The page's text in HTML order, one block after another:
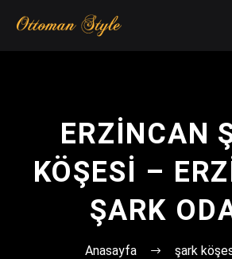
ERZINCAN
KÖŞESI –
ŞARK
Anasayfa
şark